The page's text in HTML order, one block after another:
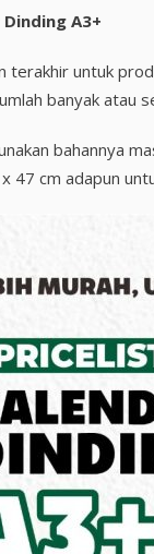
A3+
terakhir untuk
banyak atau
bahannya
47 cm adapun